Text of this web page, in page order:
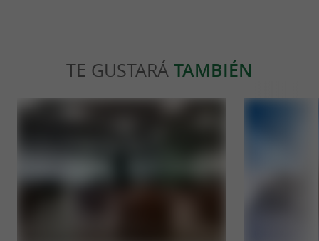
TE GUSTARÁ TAMBIÉN